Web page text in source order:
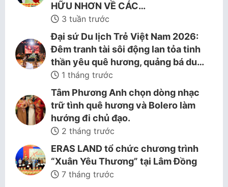
HỮU NHƠN VỀ CÁC…
3 tuần trước
Đại sứ Du lịch Trẻ Việt Nam 2026:
Đêm tranh tài sôi động lan tỏa tinh
thần yêu quê hương, quảng bá du…
1 tháng trước
Tâm Phương Anh chọn dòng nhạc
trữ tình quê hương và Bolero làm
hướng đi chủ đạo.
2 tháng trước
ERAS LAND tổ chức chương trình
“Xuân Yêu Thương” tại Lâm Đồng
7 tháng trước